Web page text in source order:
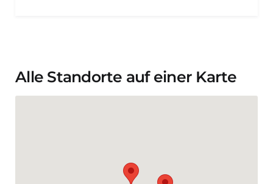
fü
r
Alle Standorte auf einer Karte